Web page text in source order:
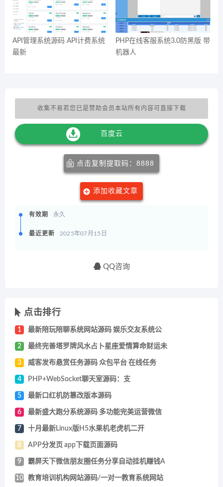
API管理系统源码 API计费系统
最新
PHP在线客服系统3.0防黑版 带
机器人
收集不易若您已是赞助会员本站所有内容可直接下载
百度云
点击复制提取码：8888
添加收藏文章
有效期 永久
最近更新 2025年07月15日
QQ咨询
点击排行
1 最新陪玩陪聊系统网站源码 娱乐交友系统公
2 最终完善塔罗牌风水占卜星座爱情算命财运未
3 威客发布悬赏任务源码 众包平台 在线任务
4 PHP+WebSocket聊天室源码：支
5 最新口红机防篡改版本源码
6 最新盛大跑分系统源码 多功能完美运营微信
7 十月最新Linux版H5水果机老虎机二开
8 APP分发页 app下载页面源码
9 霸屏天下微信朋友圈任务分享自动挂机赚钱A
10 教育培训机构网站源码/一对一教育系统网站